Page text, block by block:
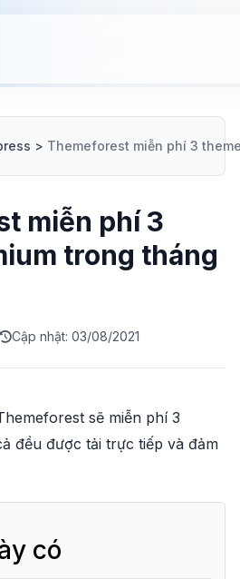
>
miễn phí 3
trong tháng
Cập nhật: 03/08/2021
sẽ miễn phí 3
đều được tải trực tiếp và đảm
có